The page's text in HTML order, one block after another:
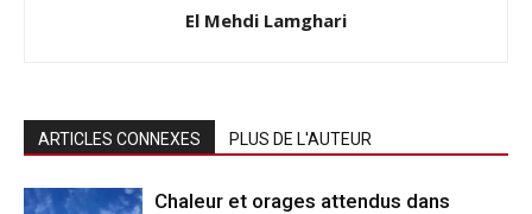
El Mehdi Lamghari
ARTICLES CONNEXES PLUS DE L'AUTEUR
Chaleur et orages attendus dans